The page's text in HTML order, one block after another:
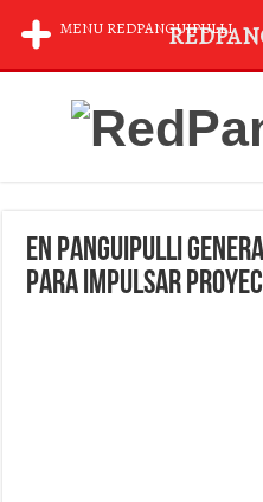
En Panguipulli
para impulsar
MENU REDPANGUIPULLI